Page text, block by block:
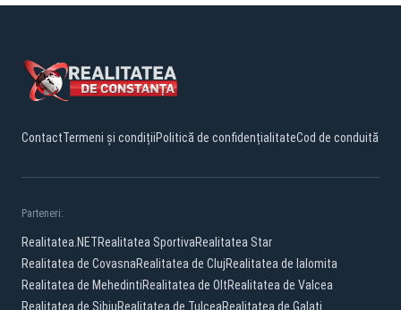
ContactTermeni și condițiiPolitică de confidențialitateCod de conduită
Parteneri:
Realitatea.NETRealitatea SportivaRealitatea Star
Realitatea de CovasnaRealitatea de ClujRealitatea de Ialomita
Realitatea de MehedintiRealitatea de OltRealitatea de Valcea
Realitatea de SibiuRealitatea de TulceaRealitatea de Galati